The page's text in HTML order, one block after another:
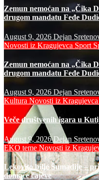
Zemun nemoćan na „Čika
drugom mandatu Feđe
August 9, 2026 Dejan
Novosti iz Kragujevca Sport
Zemun nemoćan na „Čika
drugom mandatu Feđe
August 9, 2026 Dejan
Kultura Novosti iz Kragujevca
Veče društvenih igara u
August 9, 2026Dejan
EKO teme Novosti iz
Lekovito bilje Šumadije –
domaće čajeve